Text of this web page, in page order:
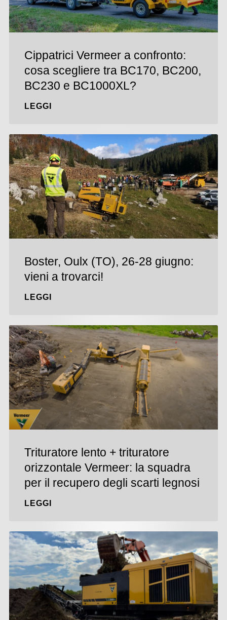
Cippatrici Vermeer a confronto:
cosa scegliere tra BC170, BC200,
BC230 e BC1000XL?
LEGGI
Boster, Oulx (TO), 26-28 giugno:
vieni a trovarci!
LEGGI
Trituratore lento + trituratore
orizzontale Vermeer: la squadra
per il recupero degli scarti legnosi
LEGGI